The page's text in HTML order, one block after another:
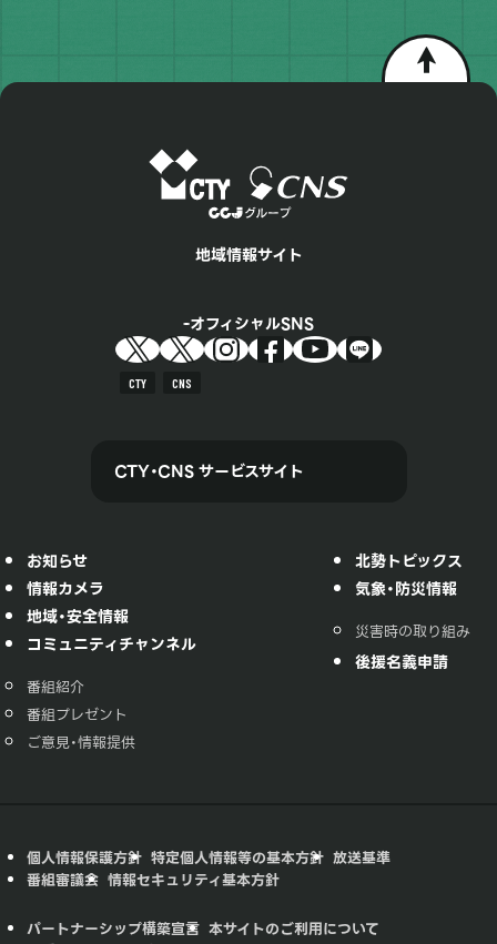
地域情報サイト
オフィシャルSNS
CTY CNS
CTY・CNS サービスサイト
お知らせ
情報カメラ
地域・安全情報
コミュニティチャンネル
番組紹介
番組プレゼント
ご意見・情報提供
北勢トピックス
気象・防災情報
災害時の取り組み
後援名義申請
個人情報保護方針 特定個人情報等の基本方針 放送基準
番組審議会 情報セキュリティ基本方針
パートナーシップ構築宣言 本サイトのご利用について